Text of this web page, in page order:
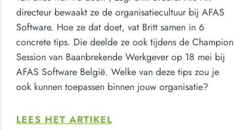
directeur bewaakt ze de organisatiecultuur bij AFAS
Software. Hoe ze dat doet, vat Britt samen in 6
concrete tips. Die deelde ze ook tijdens de Champion
Session van Baanbrekende Werkgever op 18 mei bij
AFAS Software België. Welke van deze tips zou je
ook kunnen toepassen binnen jouw organisatie?
LEES HET ARTIKEL